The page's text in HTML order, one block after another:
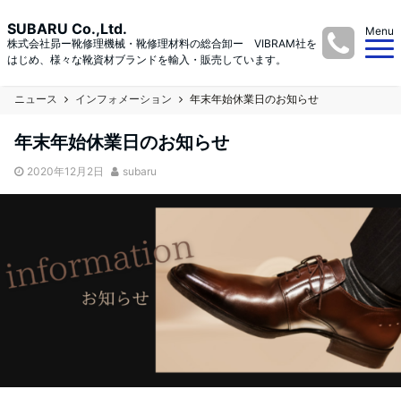
SUBARU Co.,Ltd.
株式会社昴ー靴修理機械・靴修理材料の総合卸ー VIBRAM社を
はじめ、様々な靴資材ブランドを輸入・販売しています。
Menu
ニュース インフォメーション 年末年始休業日のお知らせ
年末年始休業日のお知らせ
2020年12月2日 subaru